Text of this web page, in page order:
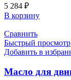
5 284 ₽
В корзину
Сравнить
Быстрый просмотр
Добавить в
Масло для